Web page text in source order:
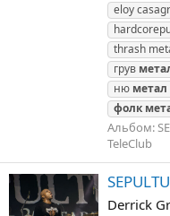
eloy
thrash
грув
ню метал
фолк
Альбом:
TeleClub
Derrick